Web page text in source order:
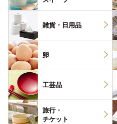
雑貨・ 日用品
卵
工芸品
旅行・
チケット